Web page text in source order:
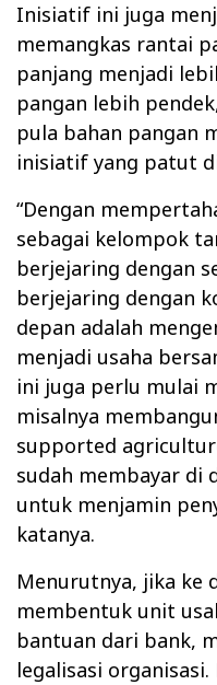
Inisiatif ini juga
memangkas rantai
panjang menjadi
pangan lebih
pula bahan pangan
inisiatif yang patut
“Dengan
sebagai kelompok
berjejaring dengan
berjejaring dengan
depan adalah
menjadi usaha
ini juga perlu mulai
misalnya
supported
sudah membayar di
untuk menjamin
katanya.
Menurutnya, jika ke
membentuk unit
bantuan dari bank,
legalisasi